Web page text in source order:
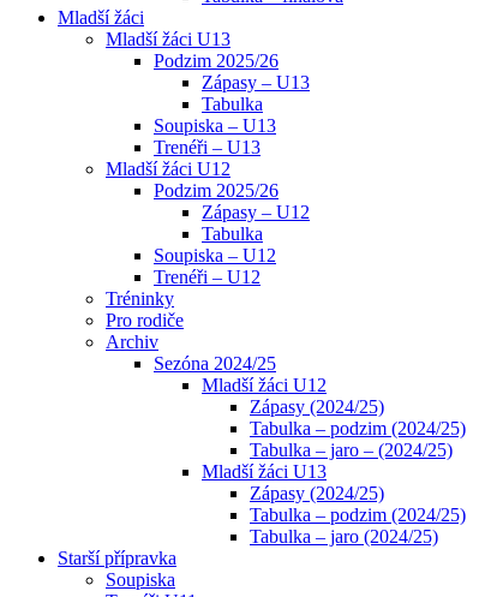
Mladší žáci
Mladší žáci U13
Podzim 2025/26
Zápasy – U13
Tabulka
Soupiska – U13
Trenéři – U13
Mladší žáci U12
Podzim 2025/26
Zápasy – U12
Tabulka
Soupiska – U12
Trenéři – U12
Tréninky
Pro rodiče
Archiv
Sezóna 2024/25
Mladší žáci U12
Zápasy (2024/25)
Tabulka – podzim (2024/25)
Tabulka – jaro – (2024/25)
Mladší žáci U13
Zápasy (2024/25)
Tabulka – podzim (2024/25)
Tabulka – jaro (2024/25)
Starší přípravka
Soupiska